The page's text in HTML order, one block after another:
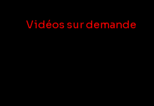
Vidéos sur demande